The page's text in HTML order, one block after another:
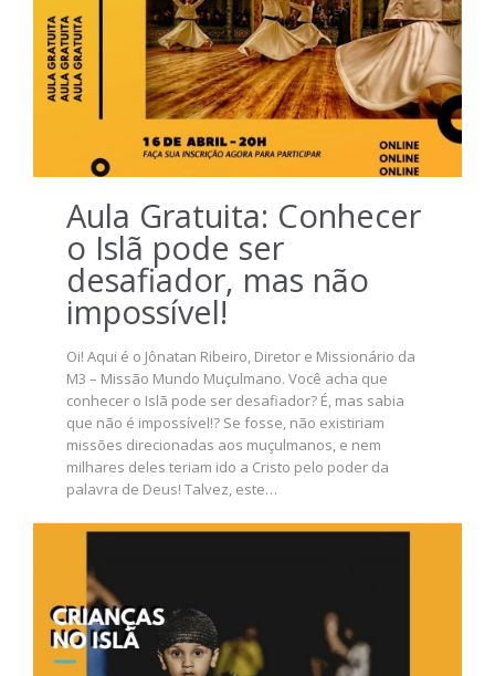
Aula Gratuita: Conhecer
o Islã pode ser
desafiador, mas não
impossível!
Oi! Aqui é o Jônatan Ribeiro, Diretor e Missionário da
M3 – Missão Mundo Muçulmano. Você acha que
conhecer o Islã pode ser desafiador? É, mas sabia
que não é impossível!? Se fosse, não existiriam
missões direcionadas aos muçulmanos, e nem
milhares deles teriam ido a Cristo pelo poder da
palavra de Deus! Talvez, este…